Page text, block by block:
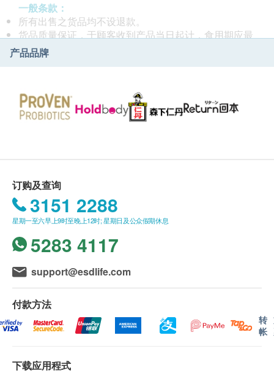
一般条款：
所有出售之货品均不设退款。
货品质量保证，于顾客收到产品当日起计，食用期应最
少有9个月或以上。
此产品由 Pony Supermarket 提供。
health. ESDlife保留最终决议权。
送货条款：
悬挂或黑色暴雨警告生效时，送货服务时间将会延迟。
所有订单须视乎相关货品的供应情况再作最后确认。 倘
若健康网购health. ESDlife未能提供任何订单上的货
品，健康网购health. ESDlife有权拒绝接受该订单，并
且会于送货前透过电话或电邮通知顾客再作安排。
退换条款：
当顾客收取已订购之货品时，有责任检查货品是否有损
毁情况，一经确认签收，恕不接受退换。
退换产品必须包装完整，如退换之产品有任何残缺或过
期退回，供应商有权不受理。
如有其他损坏或遗漏查询，顾客必须保留有效收据正
Supermarket客户服务部跟进。
产品品牌
订购及查询
3151 2288
星期一至六早上9时至晚上12时; 星期日及公众假期休息
5283 4117
support@esdlife.com
付款方法
转
帐
下载应用程式